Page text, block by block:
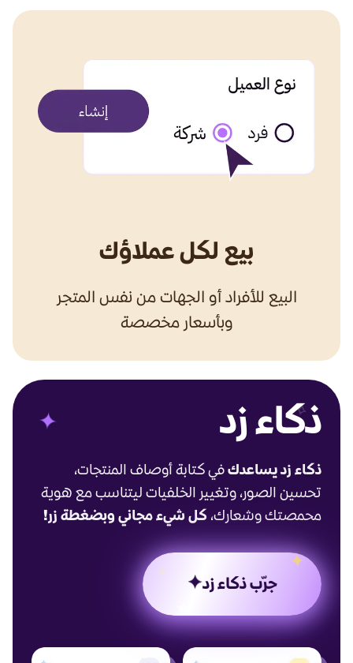
بيع لكل عملاؤك
البيع للأفراد أو الجهات من نفس المتجر
وبأسعار مخصصة
✦ ✧
ذكاء زد
ذكاء زد يساعدكفي كتابة أوصاف المنتجات،
تحسين الصور، وتغيير الخلفيات ليتناسب مع هوية
محمصتك وشعارك،كل شيء مجاني وبضغطة زر!
✦
✦
✧ جرّب ذكاء زد✦